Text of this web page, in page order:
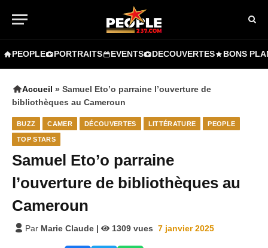
PEOPLE PORTRAITS EVENTS DECOUVERTES BONS
Accueil » Samuel Eto’o parraine l’ouverture de
bibliothèques au Cameroun
BUZZ CAMER DÉCOUVERTES LITTÉRATURE PEOPLE
TOP STARS
Samuel Eto’o parraine
l’ouverture de bibliothèques au
Cameroun
Par Marie Claude | 1309 vues 7 janvier 2025